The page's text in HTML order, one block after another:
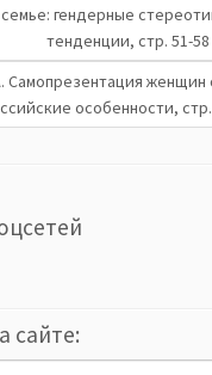
гендерные
тенденции, стр. 51-58
Cамопрезентация женщин
особенности,
сайте: